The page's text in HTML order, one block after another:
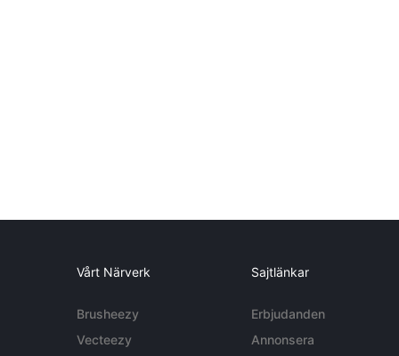
Vårt Närverk
Brusheezy
Vecteezy
Sajtlänkar
Erbjudanden
Annonsera